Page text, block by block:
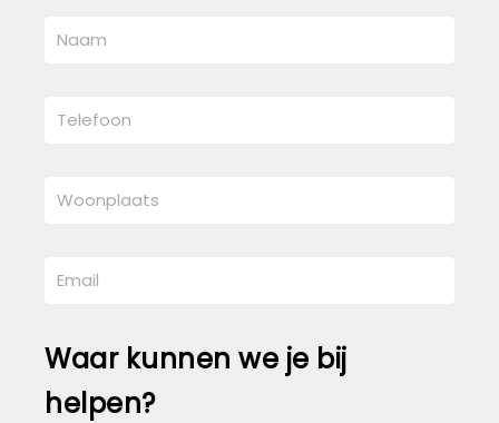
Waar kunnen we je bij
helpen?